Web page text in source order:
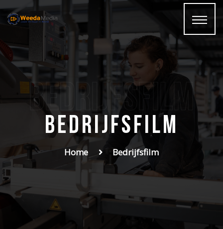
Bedrijfsfilm
Bedrijfsfilm
Home Bedrijfsfilm